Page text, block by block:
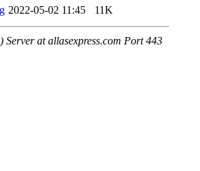
2022-05-02 11:45 11K
Server at allasexpress.com Port 443